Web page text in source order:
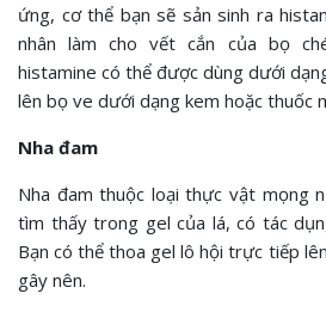
ứng, cơ thể bạn sẽ sản sinh ra
nhân làm cho vết cắn của bọ
histamine có thể được dùng dưới
lên bọ ve dưới dạng kem hoặc thuốc
Nha đam
Nha đam thuộc loại thực vật mọng
tìm thấy trong gel của lá, có tác
Bạn có thể thoa gel lô hội trực tiếp
gây nên.